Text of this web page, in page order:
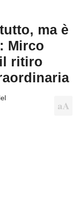
ma è
Mirco
ritiro